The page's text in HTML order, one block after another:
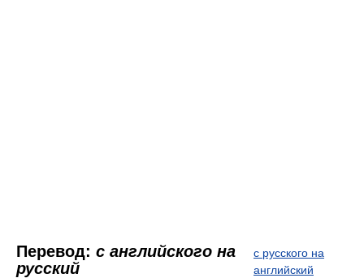
Перевод: с английского на
русский
с русского на
английский